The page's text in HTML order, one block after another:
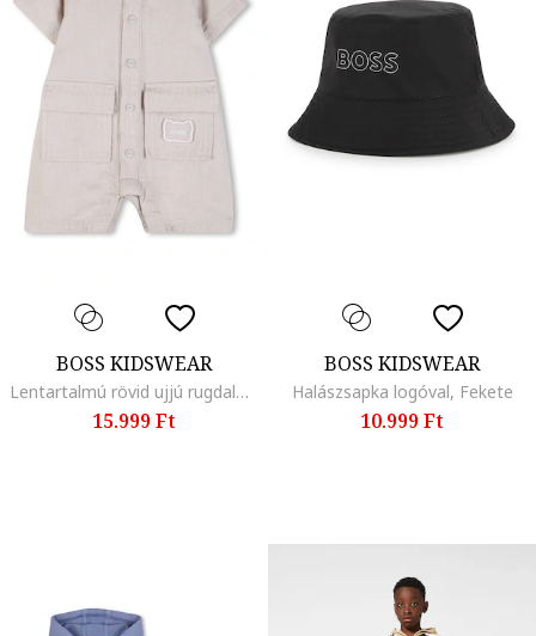
BOSS KIDSWEAR
Lentartalmú rövid ujjú rugdalózó, Homokbarna
15.999 Ft
BOSS KIDSWEAR
Halászsapka logóval, Fekete
10.999 Ft